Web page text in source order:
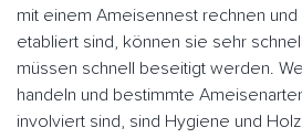
mit einem Ameisennest rechnen
etabliert sind, können sie sehr
müssen schnell beseitigt werden.
handeln und bestimmte
involviert sind, sind Hygiene und